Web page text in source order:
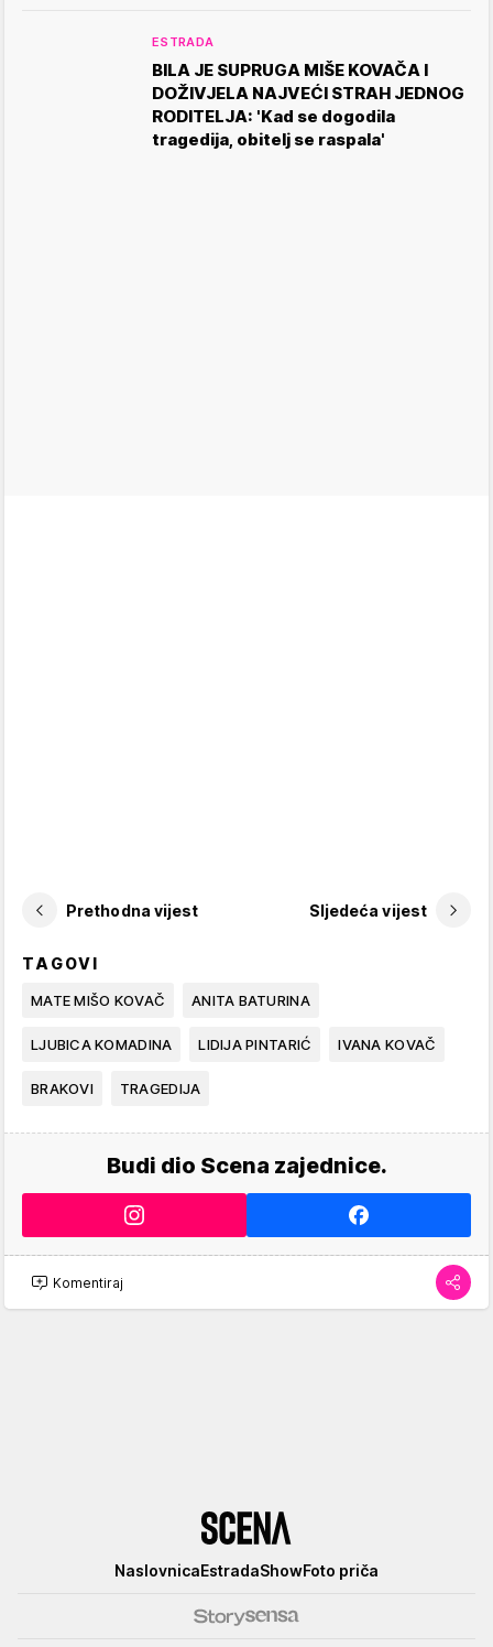
ESTRADA
BILA JE SUPRUGA MIŠE KOVAČA I
DOŽIVJELA NAJVEĆI STRAH JEDNOG
RODITELJA: 'Kad se dogodila
tragedija, obitelj se raspala'
Prethodna vijest Sljedeća vijest
TAGOVI
MATE MIŠO KOVAČ ANITA BATURINA
LJUBICA KOMADINA LIDIJA PINTARIĆ IVANA KOVAČ
BRAKOVI TRAGEDIJA
Budi dio Scena zajednice.
Komentiraj
NaslovnicaEstradaShowFoto priča